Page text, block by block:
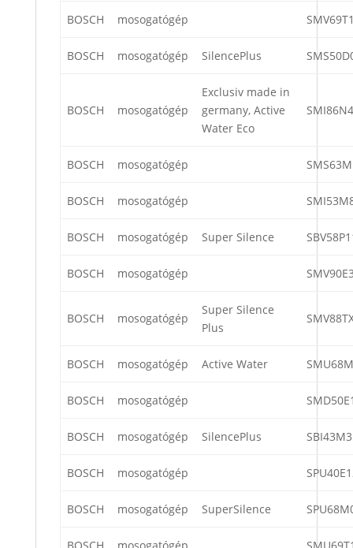
BOSCH mosogatógép
BOSCH mosogatógép SilencePlus
BOSCH mosogatógép
Exclusiv made in
germany, Active
Water Eco
BOSCH mosogatógép
BOSCH mosogatógép
BOSCH mosogatógép Super Silence
BOSCH mosogatógép
BOSCH mosogatógép
Super Silence
Plus
BOSCH mosogatógép Active Water
BOSCH mosogatógép
BOSCH mosogatógép SilencePlus
BOSCH mosogatógép
BOSCH mosogatógép SuperSilence